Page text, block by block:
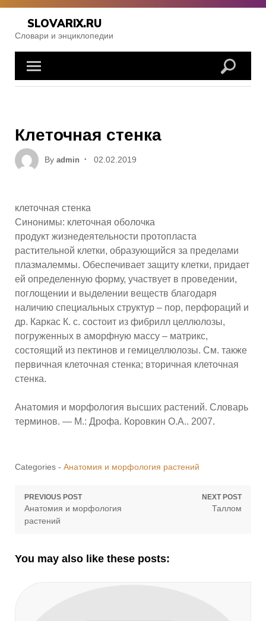
Skip
content
SLOVARIX.RU
Словари и энциклопедии
Клеточная стенка
By admin
Posted
02.02.2019
клеточная стенка
Синонимы: клеточная оболочка
продукт жизнедеятельности протопласта
растительной клетки, образующийся за пределами
плазмалеммы. Обеспечивает защиту клетки, придает
ей определенную форму, участвует в проведении,
поглощении и выделении веществ благодаря
наличию специальных структур – пор, перфораций и
др. Каркас К. с. состоит из фибрилл целлюлозы,
погруженных в аморфную массу – матрикс,
состоящий из пектинов и гемицеллюлозы. См. также
первичная клеточная стенка; вторичная клеточная
стенка.
Анатомия и морфология высших растений. Словарь
терминов. — М.: Дрофа. Коровкин О.А.. 2007.
Categories - Анатомия и морфология растений
Навигация
по
PREVIOUS POST
Previous
post:
Анатомия и морфология
растений
NEXT POST
Next
Таллом
You may also like these posts: